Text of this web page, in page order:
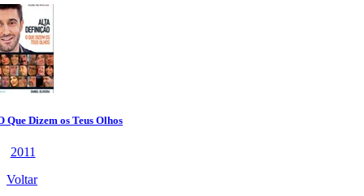
Voltar